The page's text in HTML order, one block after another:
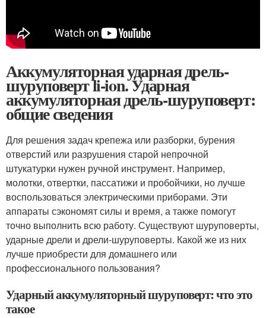
Аккумуляторная ударная дрель-
шуруповерт li-ion. Ударная
аккумуляторная дрель-шуруповерт:
общие сведения
Для решения задач крепежа или разборки, бурения
отверстий или разрушения старой непрочной
штукатурки нужен ручной инструмент. Например,
молотки, отвертки, пассатижи и пробойчики, но лучше
воспользоваться электрическими приборами. Эти
аппараты сэкономят силы и время, а также помогут
точно выполнить всю работу. Существуют шуруповерты,
ударные дрели и дрели-шуруповерты. Какой же из них
лучше приобрести для домашнего или
профессионального пользования?
Ударный аккумуляторный шуруповерт: что это
такое